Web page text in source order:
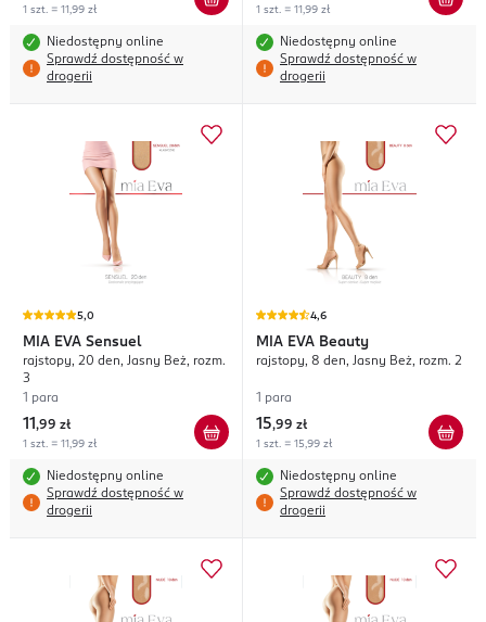
1 szt. = 11,99 zł
Niedostępny online
Sprawdź dostępność w
drogerii
1 szt. = 11,99 zł
Niedostępny online
Sprawdź dostępność w
drogerii
5,0
MIA EVA Sensuel
rajstopy, 20 den, Jasny Beż, rozm.
3
1 para
11 ,99 zł
1 szt. = 11,99 zł
Niedostępny online
Sprawdź dostępność w
drogerii
4,6
MIA EVA Beauty
rajstopy, 8 den, Jasny Beż, rozm. 2
1 para
15,99 zł
1 szt. = 15,99 zł
Niedostępny online
Sprawdź dostępność w
drogerii